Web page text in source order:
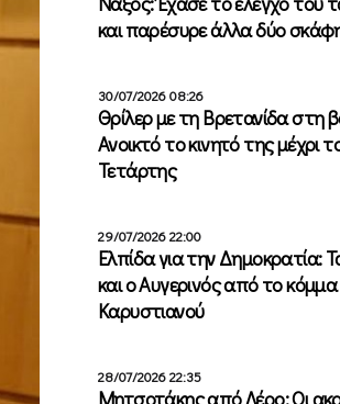
και παρέσυρε άλλα δύο
30/07/2026 08:26
Θρίλερ με τη Βρετανίδα στη
Ανοικτό το κινητό της μέχρι
Τετάρτης
29/07/2026 22:00
Ελπίδα για την Δημοκρατία:
και ο Αυγερινός από το
Καρυστιανού
28/07/2026 22:35
Μητσοτάκης από Λέρο: Οι